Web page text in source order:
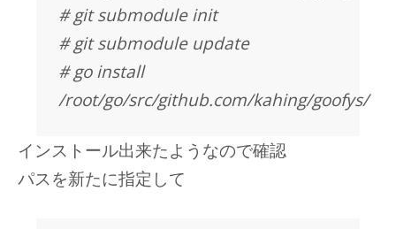
# git submodule init
# git submodule update
# go install
/root/go/src/github.com/kahing/goofys/
インストール出来たようなので確認
パスを新たに指定して